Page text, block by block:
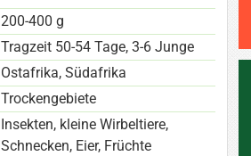
200-400 g
Tragzeit 50-54 Tage, 3-6 Junge
Ostafrika, Südafrika
Trockengebiete
Insekten, kleine Wirbeltiere,
Schnecken, Eier, Früchte